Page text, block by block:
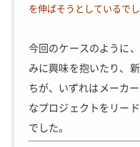
を伸ばそうとしているでし
今回のケースのように
みに興味を抱いたり、
ちが、いずれはメーカ
なプロジェクトをリー
でした。